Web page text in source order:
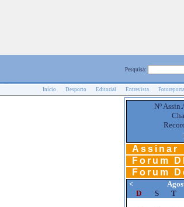
Pesquisa:
Início Desporto Editorial Entrevista
Nº
Assinar
Forum DI
Forum
<
D
S T